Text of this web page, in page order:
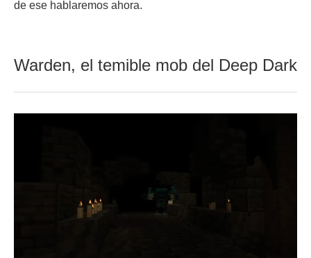
de ese hablaremos ahora.
Warden, el temible mob del Deep Dark